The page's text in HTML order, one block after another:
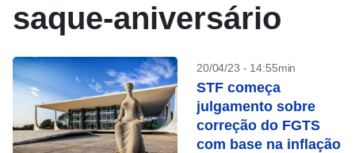
saque-aniversário
20/04/23 - 14:55min
STF começa
julgamento sobre
correção do FGTS
com base na inflação